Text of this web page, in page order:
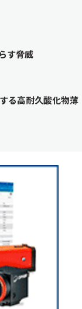
す脅威
る高耐久酸化物薄